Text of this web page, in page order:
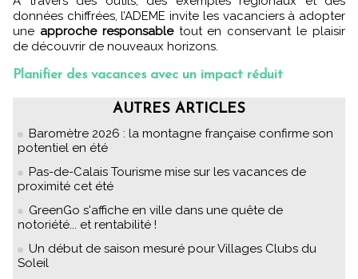
données chiffrées, l’ADEME invite les vacanciers à adopter
une approche responsabletout en conservant le plaisir
de découvrir de nouveaux horizons.
Planifier des vacances avec un impact réduit
AUTRES ARTICLES
Baromètre 2026 : la montagne française confirme son
potentiel en été
Pas-de-Calais Tourisme mise sur les vacances de
proximité cet été
GreenGo s'affiche en ville dans une quête de
notoriété... et rentabilité !
Un début de saison mesuré pour Villages Clubs du
Soleil